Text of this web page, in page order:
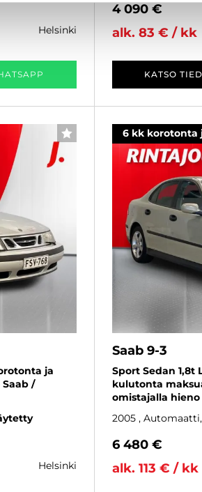
helsinki
4 090 €
alk. 83 € / kk
KATSO
SUOSIKKI
ja
/
helsinki
6 kk korotonta
Saab 9-3
Sport Sedan 1,8t
kulutonta
omistajalla hieno
2005 , Automaatti,
6 480 €
alk. 113 € / kk